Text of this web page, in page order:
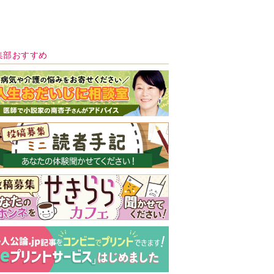
号 好評発売中！
実家の処分から終
の棲家までどうす
る？60代からの家
モンダイ
最新号